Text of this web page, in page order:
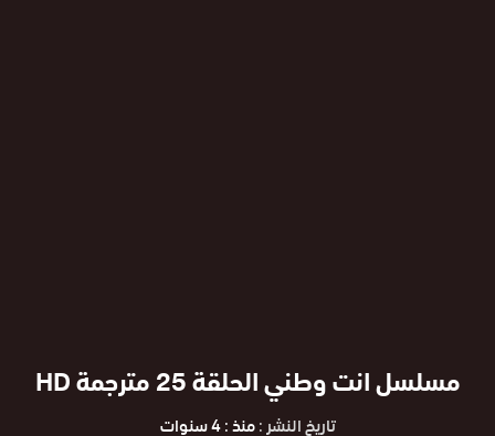
مسلسل انت وطني الحلقة 25 مترجمة HD
تاريخ النشر :منذ : 4 سنوات